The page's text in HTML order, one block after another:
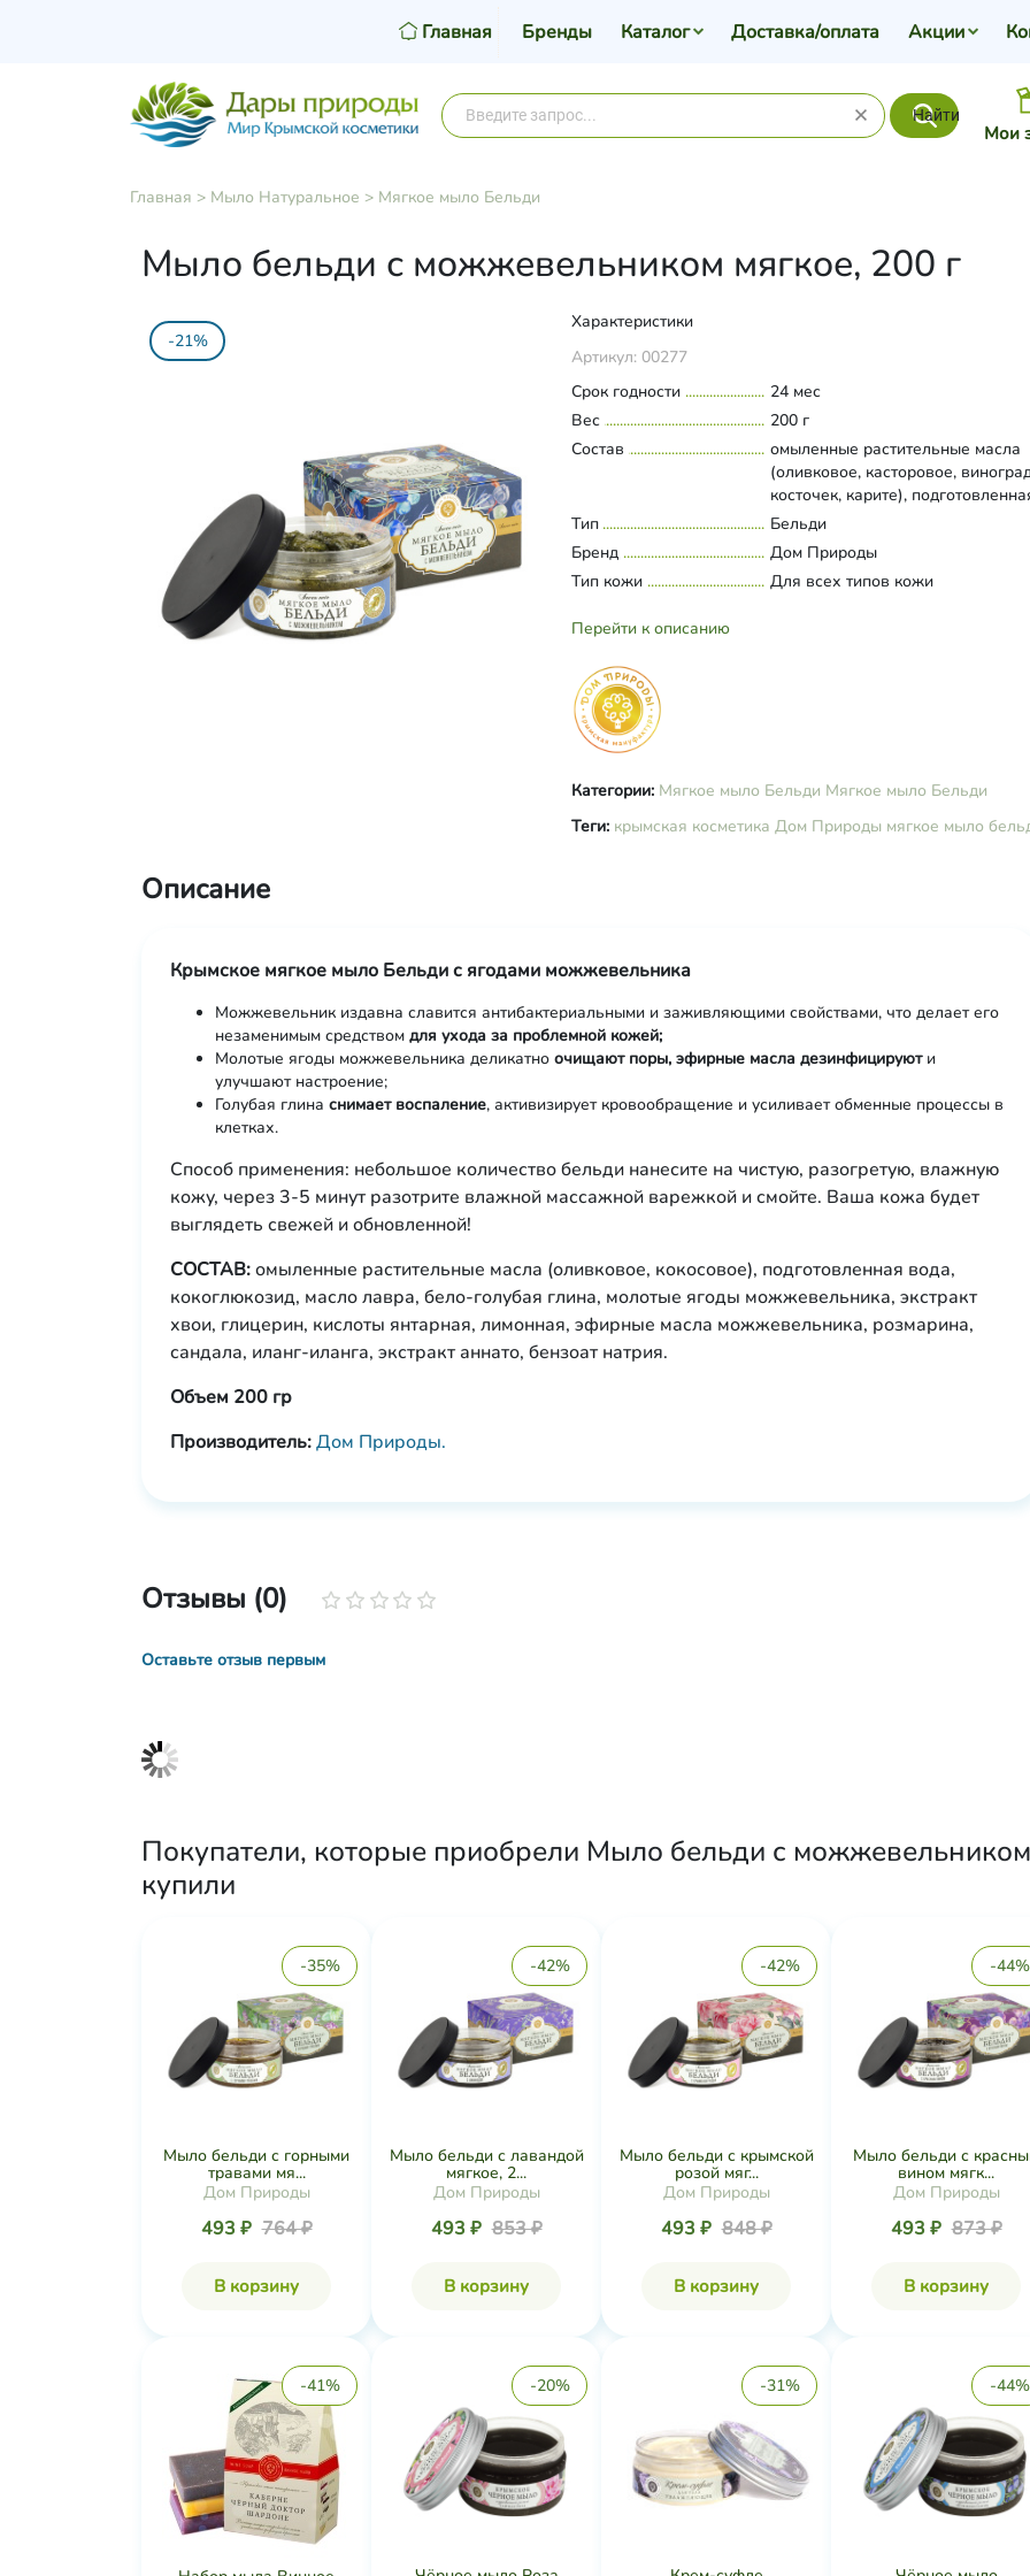
Найти
Мои
Главная Бренды Каталог Доставка/оплата Акции
Главная > Мыло Натуральное > Мягкое мыло Бельди
Мыло бельди с можжевельником мягкое, 200 г
-21%
Характеристики
Артикул: 00277
Срок годности
24 мес
Вес
200 г
Состав
омыленные растительные масла
(оливковое, касторовое,
косточек, карите),
масло лавра, голубая глина,
ягоды можжевельника, экстракт
эфирные масла можжевельника,
розмарина, сандала, иланг-иланга
Развернуть состав
Тип
Бельди
Бренд
Дом Природы
Тип кожи
Для всех типов кожи
Перейти к описанию
Категории: Мягкое мыло Бельди Мягкое мыло Бельди
Теги: крымская косметика Дом Природы мягкое мыло
Описание
Крымское мягкое мыло Бельди с ягодами можжевельника
Можжевельник издавна славится антибактериальными и заживляющими свойствами, что делает его
незаменимым средством для ухода за проблемной кожей;
Молотые ягоды можжевельника деликатно очищают поры, эфирные масла дезинфицируюти
улучшают настроение;
Голубая глина снимает воспаление, активизирует кровообращение и усиливает обменные процессы в
клетках.
Способ применения: небольшое количество бельди нанесите на чистую, разогретую, влажную
кожу, через 3-5 минут разотрите влажной массажной варежкой и смойте. Ваша кожа будет
выглядеть свежей и обновленной!
СОСТАВ:омыленные растительные масла (оливковое, кокосовое), подготовленная вода,
кокоглюкозид, масло лавра, бело-голубая глина, молотые ягоды можжевельника, экстракт
хвои, глицерин, кислоты янтарная, лимонная, эфирные масла можжевельника, розмарина,
сандала, иланг-иланга, экстракт аннато, бензоат натрия.
Объем 200 гр
Производитель:Дом Природы.
Отзывы (0)
Оставьте отзыв первым
Покупатели, которые приобрели Мыло бельди с можжевельником
купили
-35%
Мыло бельди с горными
травами мя...
Дом Природы
493 ₽ 764 ₽
В корзину
-42%
Мыло бельди с лавандой
мягкое, 2...
Дом Природы
493 ₽ 853 ₽
В корзину
-42%
Мыло бельди с крымской
розой мяг...
Дом Природы
493 ₽ 848 ₽
В корзину
-44%
Мыло бельди с
вином мягк...
Дом Природы
493 ₽ 873 ₽
В корзину
-41% -20% -31% -44%